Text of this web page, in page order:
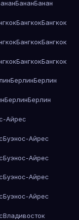
БананБанан
БангкокБангкок
БангкокБангкок
БангкокБангкок
БерлинБерлин
БерлинБерлин
Айрес
Буэнос-Айрес
Буэнос-Айрес
Буэнос-Айрес
Буэнос-Айрес
Владивосток